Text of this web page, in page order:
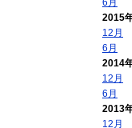
2015
12月
6月
2014
12月
6月
2013
12月